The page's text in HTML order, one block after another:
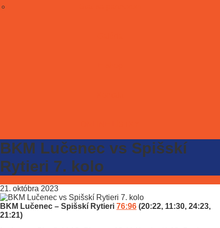
BKM Lučenec vs Spišskí
Rytieri 7. kolo
21. októbra 2023
BKM Lučenec – Spišskí Rytieri 76:96 (20:22, 11:30, 24:23,
21:21)